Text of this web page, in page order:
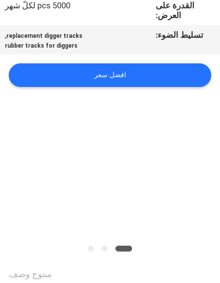
اقتباس
NEWS
القدرة على
العرض:
5000 pcs لكلّ شهر
تسليط الضوء: replacement digger tracks
,
rubber tracks for diggers
افضل سعر
منتوج وصف